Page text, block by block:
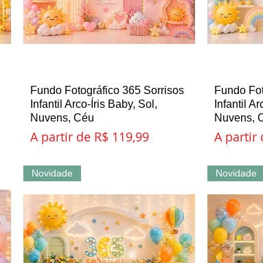
Visualização rápida
Fundo Fotográfico 365 Sorrisos
Infantil Arco-Íris Baby, Sol,
Nuvens, Céu
A partir de R$ 119,99
Preço promocional
Fundo
Infantil
Nuvens,
A partir
Preço
Novidade Novidade